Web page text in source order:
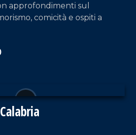
approfondimenti sul
comicità e ospiti a